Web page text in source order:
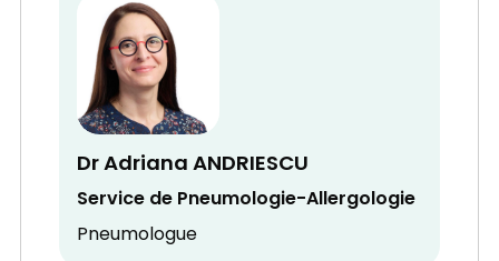
Dr Adriana ANDRIESCU
Service de Pneumologie-Allergologie
Pneumologue